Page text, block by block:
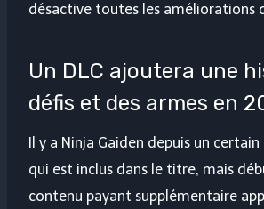
désactive toutes les améliorations
Un DLC ajoutera une
défis et des armes en
Il y a Ninja Gaiden depuis un
qui est inclus dans le titre, mais
contenu payant supplémentaire